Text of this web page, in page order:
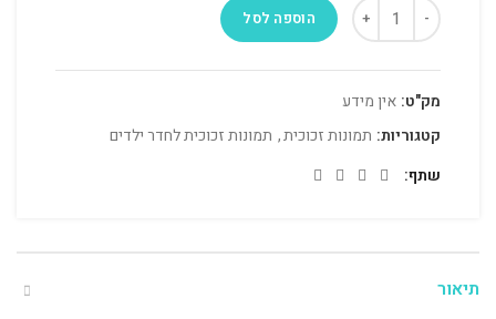
הוספה לסל
מק"ט: אין מידע
קטגוריות: תמונות זכוכית, תמונות זכוכית לחדר ילדים
שתף
תיאור